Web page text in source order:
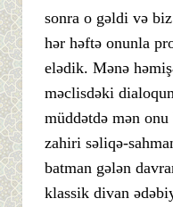
sonra o gəldi və
hər həftə onunla
elədik. Mənə
məclisdəki
müddətdə mən
zahiri səliqə-
batman gələn
klassik divan